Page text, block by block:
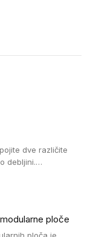
dve različite
debljini.
ploče